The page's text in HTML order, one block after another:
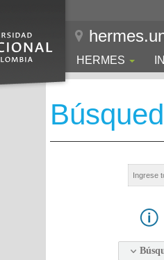
HERMES